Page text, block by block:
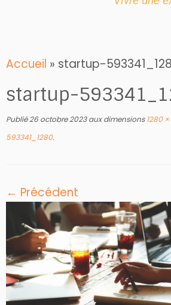
Accueil » startup-
startup-
Publié26 octobre 2023aux dimensions1280 ×
593341_1280.
← Précédent